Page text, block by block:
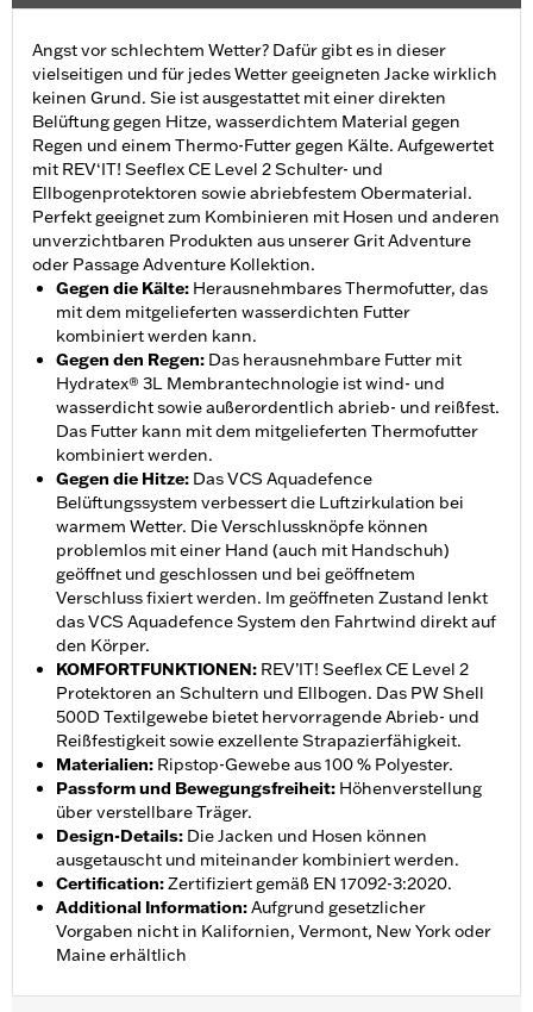
Angst vor schlechtem Wetter? Dafür gibt es in dieser
vielseitigen und für jedes Wetter geeigneten Jacke wirklich
keinen Grund. Sie ist ausgestattet mit einer direkten
Belüftung gegen Hitze, wasserdichtem Material gegen
Regen und einem Thermo-Futter gegen Kälte. Aufgewertet
mit REV‘IT! Seeflex CE Level 2 Schulter- und
Ellbogenprotektoren sowie abriebfestem Obermaterial.
Perfekt geeignet zum Kombinieren mit Hosen und anderen
unverzichtbaren Produkten aus unserer Grit Adventure
oder Passage Adventure Kollektion.
Gegen die Kälte: Herausnehmbares Thermofutter, das
mit dem mitgelieferten wasserdichten Futter
kombiniert werden kann.
Gegen den Regen: Das herausnehmbare Futter mit
Hydratex® 3L Membrantechnologie ist wind- und
wasserdicht sowie außerordentlich abrieb- und reißfest.
Das Futter kann mit dem mitgelieferten Thermofutter
kombiniert werden.
Gegen die Hitze: Das VCS Aquadefence
Belüftungssystem verbessert die Luftzirkulation bei
warmem Wetter. Die Verschlussknöpfe können
problemlos mit einer Hand (auch mit Handschuh)
geöffnet und geschlossen und bei geöffnetem
Verschluss fixiert werden. Im geöffneten Zustand lenkt
das VCS Aquadefence System den Fahrtwind direkt auf
den Körper.
KOMFORTFUNKTIONEN: REV’IT! Seeflex CE Level 2
Protektoren an Schultern und Ellbogen. Das PW Shell
500D Textilgewebe bietet hervorragende Abrieb- und
Reißfestigkeit sowie exzellente Strapazierfähigkeit.
Materialien: Ripstop-Gewebe aus 100 % Polyester.
Passform und Bewegungsfreiheit: Höhenverstellung
über verstellbare Träger.
Design-Details: Die Jacken und Hosen können
ausgetauscht und miteinander kombiniert werden.
Certification:Zertifiziert gemäß EN 17092-3:2020.
Additional Information:Aufgrund gesetzlicher
Vorgaben nicht in Kalifornien, Vermont, New York oder
Maine erhältlich